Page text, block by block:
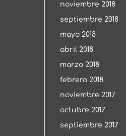
noviembre 2018
septiembre 2018
mayo 2018
abril 2018
marzo 2018
febrero 2018
noviembre 2017
octubre 2017
septiembre 2017